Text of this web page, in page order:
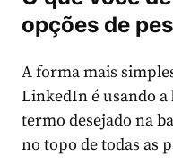
opções de
A forma mais
LinkedIn é usando a
termo desejado na
no topo de todas as